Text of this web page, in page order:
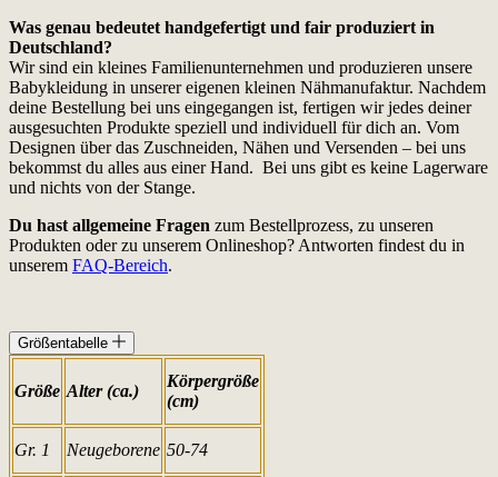
Was genau bedeutet handgefertigt und fair produziert in
Deutschland?
Wir sind ein kleines Familienunternehmen und produzieren unsere
Babykleidung in unserer eigenen kleinen Nähmanufaktur. Nachdem
deine Bestellung bei uns eingegangen ist, fertigen wir jedes deiner
ausgesuchten Produkte speziell und individuell für dich an. Vom
Designen über das Zuschneiden, Nähen und Versenden – bei uns
bekommst du alles aus einer Hand. Bei uns gibt es keine Lagerware
und nichts von der Stange.
Du hast allgemeine Fragen zum Bestellprozess, zu unseren
Produkten oder zu unserem Onlineshop? Antworten findest du in
unserem FAQ-Bereich.
Größentabelle
Größe Alter (ca.)
Körpergröße
(cm)
Gr. 1 Neugeborene 50-74